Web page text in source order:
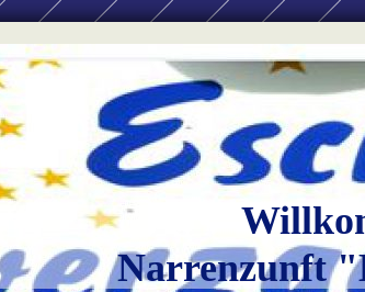
Narrenzunft